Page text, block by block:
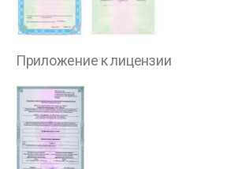
Приложение к лицензии